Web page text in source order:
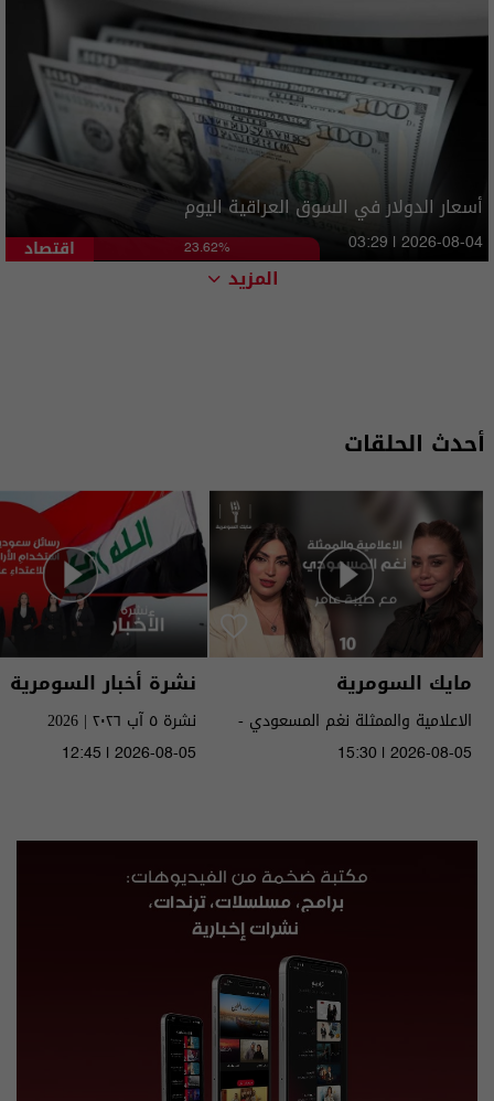
أسعار الدولار في السوق العراقية اليوم
اقتصاد 23.62% 03:29 | 2026-08-04
المزيد
أحدث الحلقات
مايك السومرية
الاعلامية والممثلة نغم المسعودي -
15:30 | 2026-08-05
نشرة أخبار السومرية
نشرة ٥ آب ٢٠٢٦ | 2026
12:45 | 2026-08-05